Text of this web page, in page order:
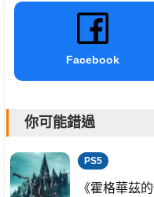
Facebook
你可能錯過
PS5
《霍格華茲